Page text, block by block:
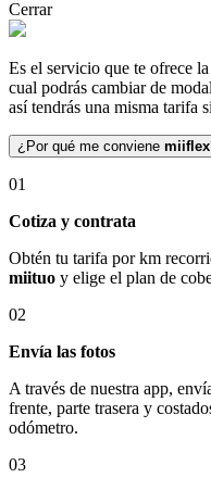
Cerrar
Es el servicio que te ofrece
cual podrás cambiar de
así tendrás una misma tarifa
¿Por qué me conviene miiflex
01
Cotiza y contrata
Obtén tu tarifa por km
miituo y elige el plan de
02
Envía las fotos
A través de nuestra app,
frente, parte trasera y
odómetro.
03